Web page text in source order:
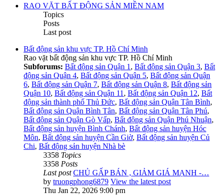
RAO VẶT BẤT ĐỘNG SẢN MIỀN NAM
Topics
Posts
Last post
Bất động sản khu vực TP. Hồ Chí Minh
Rao vặt bất động sản khu vực TP. Hồ Chí Minh
Subforums: Bất động sản Quận 1 , Bất động sản Quận 3, Bất
động sản Quận 4, Bất động sản Quận 5, Bất động sản Quận
6, Bất động sản Quận 7, Bất động sản Quận 8, Bất động sản
Quận 10, Bất động sản Quận 11 , Bất động sản Quận 12, Bất
động sản thành phố Thủ Đức, Bất động sản Quận Tân Bình,
Bất động sản Quận Bình Tân, Bất động sản Quận Tân Phú,
Bất động sản Quận Gò Vấp, Bất động sản Quận Phú Nhuận,
Bất động sản huyện Bình Chánh, Bất động sản huyện Hóc
Môn, Bất động sản huyện Cần Giờ, Bất động sản huyện Củ
Chi, Bất động sản huyện Nhà bè
3358 Topics
3358 Posts
Last post CHỦ GẤP BÁN , GIẢM GIÁ MẠNH -…
by truongphong6879 View the latest post
Thu Jan 22, 2026 9:00 pm